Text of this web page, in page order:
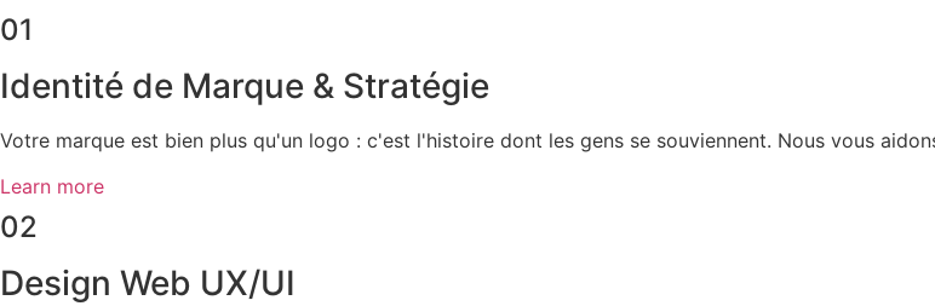
01
Identité de Marque & Stratégie
Votre marque est bien plus qu'un logo : c'est l'histoire dont les gens se souviennent. Nous vous
Learn more
02
Design Web UX/UI